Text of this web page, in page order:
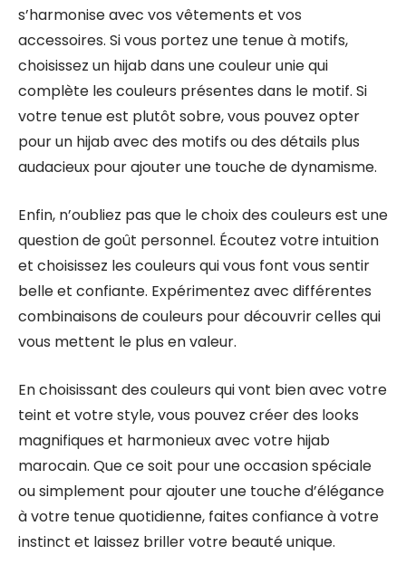
s’harmonise avec vos vêtements et vos
accessoires. Si vous portez une tenue à motifs,
choisissez un hijab dans une couleur unie qui
complète les couleurs présentes dans le motif. Si
votre tenue est plutôt sobre, vous pouvez opter
pour un hijab avec des motifs ou des détails plus
audacieux pour ajouter une touche de dynamisme.
Enfin, n’oubliez pas que le choix des couleurs est une
question de goût personnel. Écoutez votre intuition
et choisissez les couleurs qui vous font vous sentir
belle et confiante. Expérimentez avec différentes
combinaisons de couleurs pour découvrir celles qui
vous mettent le plus en valeur.
En choisissant des couleurs qui vont bien avec votre
teint et votre style, vous pouvez créer des looks
magnifiques et harmonieux avec votre hijab
marocain. Que ce soit pour une occasion spéciale
ou simplement pour ajouter une touche d’élégance
à votre tenue quotidienne, faites confiance à votre
instinct et laissez briller votre beauté unique.